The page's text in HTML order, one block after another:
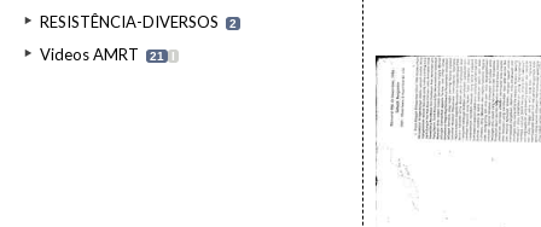
RESISTÊNCIA-DIVERSOS 2
Videos AMRT 21 I